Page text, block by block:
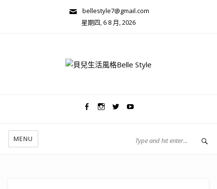
bellestyle7@gmail.com
星期四, 6 8 月, 2026
MENU